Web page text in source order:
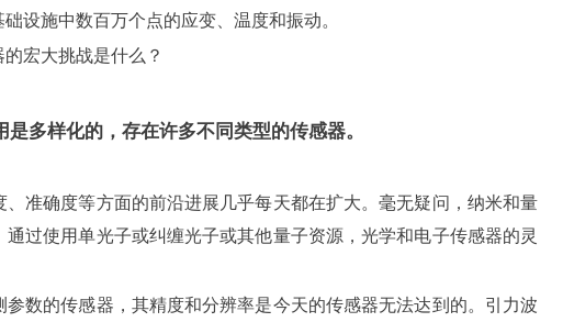
设施中数百万个点的应变、温度和振动。
宏大挑战是什么？
多样化的，存在许多不同类型的传感器。
准确度等方面的前沿进展几乎每天都在扩大。毫无疑问，纳米和量
过使用单光子或纠缠光子或其他量子资源，光学和电子传感器的灵
数的传感器，其精度和分辨率是今天的传感器无法达到的。引力波